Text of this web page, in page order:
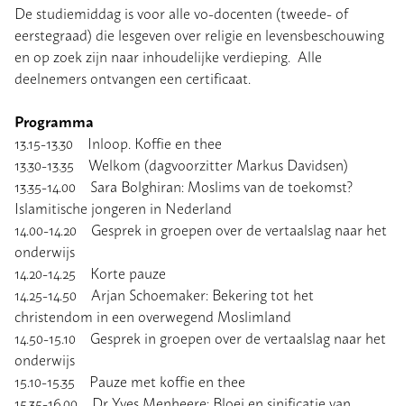
De studiemiddag is voor alle vo-docenten (tweede- of
eerstegraad) die lesgeven over religie en levensbeschouwing
en op zoek zijn naar inhoudelijke verdieping. Alle
deelnemers ontvangen een certificaat.
Programma
13.15-13.30 Inloop. Koffie en thee
13.30-13.35 Welkom (dagvoorzitter Markus Davidsen)
13.35-14.00 Sara Bolghiran: Moslims van de toekomst?
Islamitische jongeren in Nederland
14.00-14.20 Gesprek in groepen over de vertaalslag naar het
onderwijs
14.20-14.25 Korte pauze
14.25-14.50 Arjan Schoemaker: Bekering tot het
christendom in een overwegend Moslimland
14.50-15.10 Gesprek in groepen over de vertaalslag naar het
onderwijs
15.10-15.35 Pauze met koffie en thee